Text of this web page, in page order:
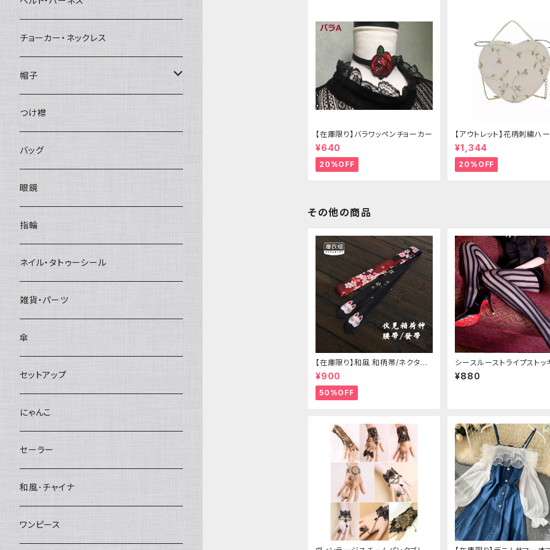
【在庫限り】バラワッペンチョーカー
¥640
20%OFF
【アウトレット】花柄刺繍ハ
グ
¥1,344
20%OFF
その他の商品
【在庫限り】和風 和柄帯/ネクタイ/
リボン（狐面/金魚
¥900
50%OFF
シースルーストライプストッ
¥880
チョーカー・ネックレス
帽子
ベレー帽
つけ襟
バッグ
眼鏡
指輪
ネイル・タトゥーシール
雑貨・パーツ
傘
セットアップ
にゃんこ
セーラー
和風･チャイナ
ワンピース